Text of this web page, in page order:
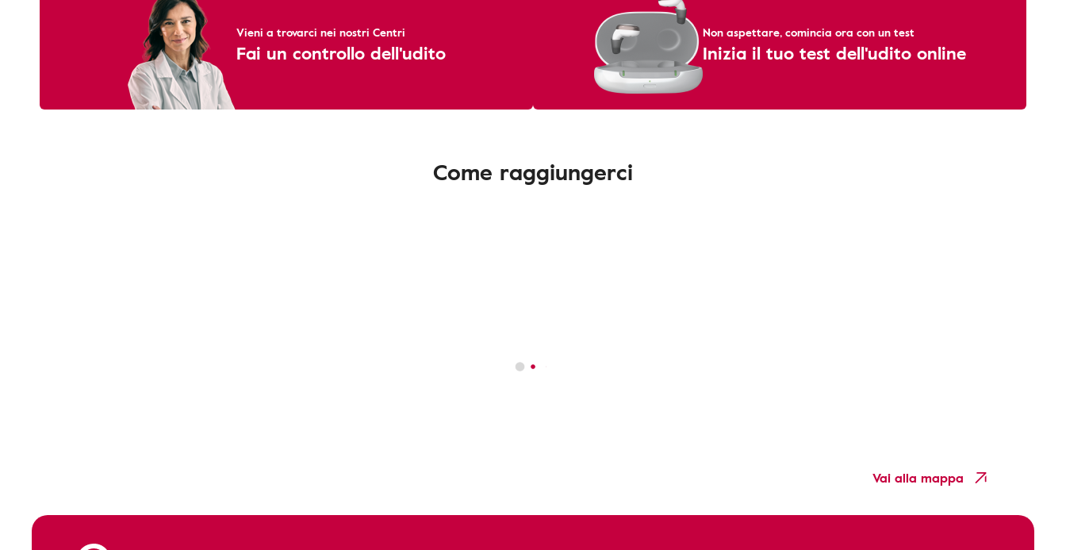
Vieni a trovarci nei nostri Centri
Fai un controllo dell'udito
Non aspettare, comincia ora con un test
Inizia il tuo test dell'udito online
Come raggiungerci
Vai alla mappa